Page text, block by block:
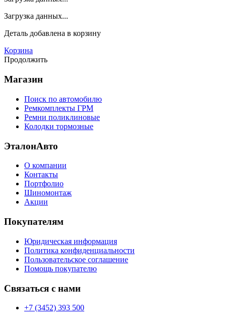
Загрузка данных...
Деталь добавлена в корзину
Корзина
Продолжить
Магазин
Поиск по автомобилю
Ремкомплекты ГРМ
Ремни поликлиновые
Колодки тормозные
ЭталонАвто
О компании
Контакты
Портфолио
Шиномонтаж
Акции
Покупателям
Юридическая информация
Политика конфиденциальности
Пользовательское соглашение
Помощь покупателю
Связаться с нами
+7 (3452) 393 500